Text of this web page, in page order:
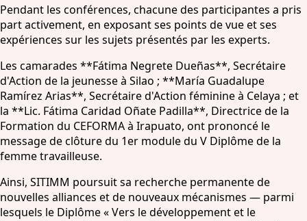
Pendant les conférences, chacune des participantes a pris
part activement, en exposant ses points de vue et ses
expériences sur les sujets présentés par les experts.
Les camarades **Fátima Negrete Dueñas**, Secrétaire
d'Action de la jeunesse à Silao ; **María Guadalupe
Ramírez Arias**, Secrétaire d'Action féminine à Celaya ; et
la **Lic. Fátima Caridad Oñate Padilla**, Directrice de la
Formation du CEFORMA à Irapuato, ont prononcé le
message de clôture du 1er module du V Diplôme de la
femme travailleuse.
Ainsi, SITIMM poursuit sa recherche permanente de
nouvelles alliances et de nouveaux mécanismes — parmi
lesquels le Diplôme « Vers le développement et le